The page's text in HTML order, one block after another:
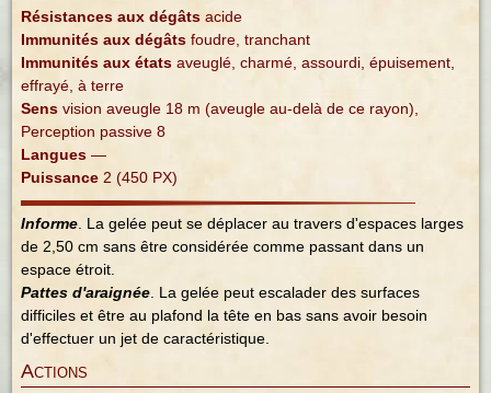
Résistances aux dégâts acide
Immunités aux dégâts foudre, tranchant
Immunités aux états aveuglé, charmé, assourdi, épuisement,
effrayé, à terre
Sens vision aveugle 18 m (aveugle au-delà de ce rayon),
Perception passive 8
Langues —
Puissance 2 (450 PX)
Informe . La gelée peut se déplacer au travers d'espaces larges
de 2,50 cm sans être considérée comme passant dans un
espace étroit.
Pattes d'araignée . La gelée peut escalader des surfaces
difficiles et être au plafond la tête en bas sans avoir besoin
d'effectuer un jet de caractéristique.
Actions